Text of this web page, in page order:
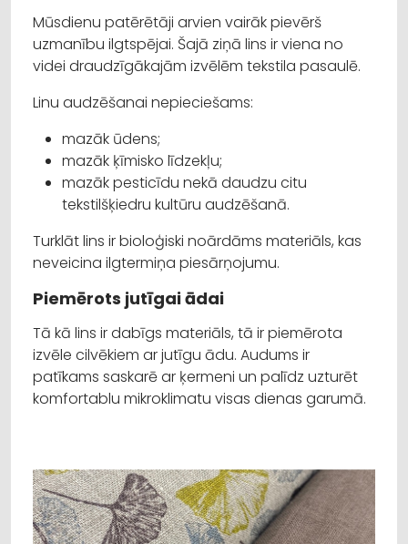
Mūsdienu patērētāji arvien vairāk pievērš
uzmanību ilgtspējai. Šajā ziņā lins ir viena no
videi draudzīgākajām izvēlēm tekstila pasaulē.
Linu audzēšanai nepieciešams:
mazāk ūdens;
mazāk ķīmisko līdzekļu;
mazāk pesticīdu nekā daudzu citu
tekstilšķiedru kultūru audzēšanā.
Turklāt lins ir bioloģiski noārdāms materiāls, kas
neveicina ilgtermiņa piesārņojumu.
Piemērots jutīgai ādai
Tā kā lins ir dabīgs materiāls, tā ir piemērota
izvēle cilvēkiem ar jutīgu ādu. Audums ir
patīkams saskarē ar ķermeni un palīdz uzturēt
komfortablu mikroklimatu visas dienas garumā.